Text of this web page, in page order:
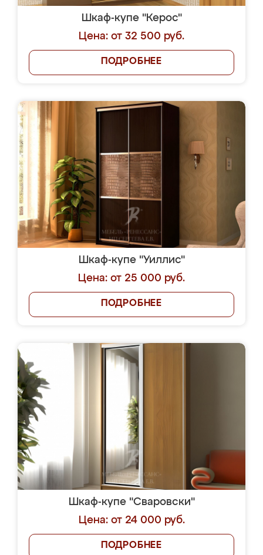
Шкаф-купе "Керос"
Цена: от 32 500 руб.
ПОДРОБНЕЕ
Шкаф-купе "Уиллис"
Цена: от 25 000 руб.
ПОДРОБНЕЕ
Шкаф-купе "Сваровски"
Цена: от 24 000 руб.
ПОДРОБНЕЕ